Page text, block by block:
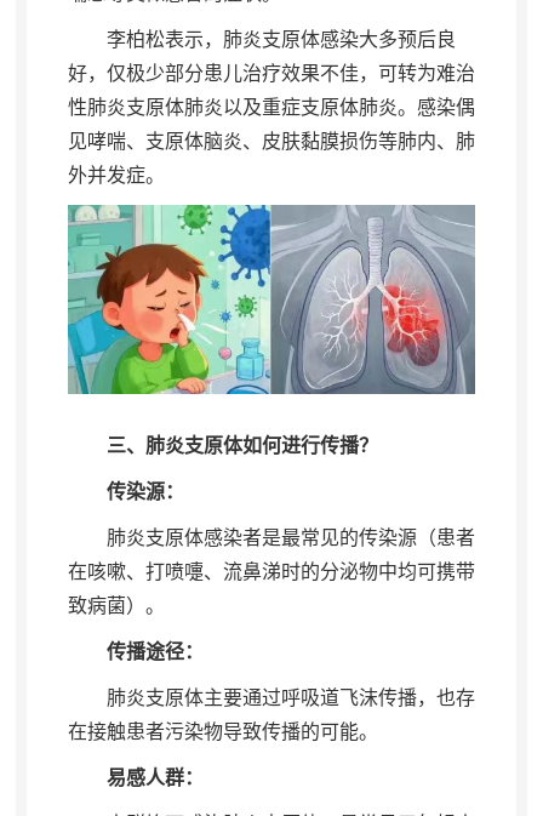
李柏松表示， 肺炎支原体感染大多预后良
好，仅极少部分患儿治疗效果不佳， 可转为难治
性肺炎支原体肺炎以及重症支原体肺炎。感染偶
见哮喘、支原体脑炎、皮肤黏膜损伤等肺内、肺
外并发症。
三、肺炎支原体如何进行传播？
传染源：
肺炎支原体感染者是最常见的传染源（患者
在咳嗽、打喷嚏、流鼻涕时的分泌物中均可携带
致病菌） 。
传播途径：
肺炎支原体主要通过呼吸道飞沫传播， 也存
在接触患者污染物导致传播的可能。
易感人群：